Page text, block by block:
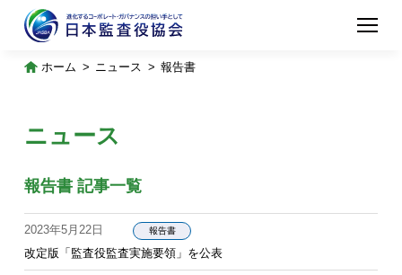
ホーム ニュース 報告書
ニュース
報告書 記事一覧
2023年5月22日 報告書
改定版「監査役監査実施要領」を公表